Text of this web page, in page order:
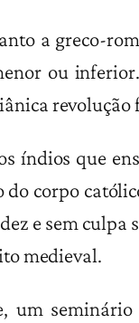
a greco-
ou
revolução
índios que
corpo
e sem
medieval.
um